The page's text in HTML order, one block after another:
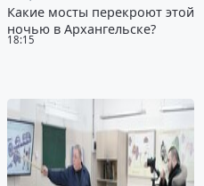
18:15
Какие мосты перекроют этой
ночью в Архангельске?